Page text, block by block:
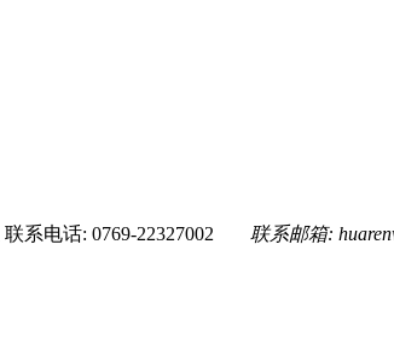
联系电话: 0769-22327002 联系邮箱: